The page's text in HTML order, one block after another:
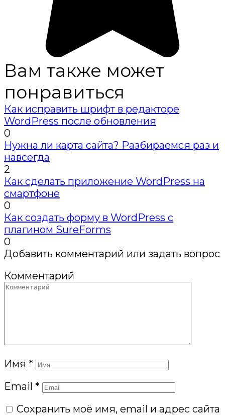
Вам также может
понравиться
Как исправить шрифт в редакторе
WordPress после обновления
0
Нужна ли карта сайта? Разбираемся раз и
навсегда
2
Как сделать приложение WordPress на
смартфоне
0
Как создать форму в WordPress с
плагином SureForms
0
Добавить комментарий или задать вопрос
Комментарий
Имя *
Email *
Сохранить моё имя, email и адрес сайта